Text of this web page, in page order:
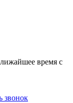
время с
звонок